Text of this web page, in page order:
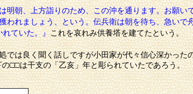
朝、上方詣りのため、この沖を通ります。お願い
れましょう、という。伝兵衛は朝を待ち、急いで
れていた。』これを哀れみ供養塔を建てたという。
では良く聞く話しですが小田家が代々信心深かった
□□は干支の「乙亥」年と彫られていたであろう。